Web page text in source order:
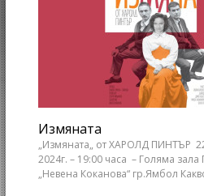
Измяната
„Измяната„ от ХАРОЛД ПИНТЪР
2024г. – 19:00 часа – Голяма зала
„Невена Коканова“ гр.Ямбол